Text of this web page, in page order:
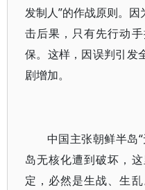
发制人”的作战原则。
击后果，只有先行动
保。这样，因误判引发
剧增加。
中国主张朝鲜半岛
岛无核化遭到破坏，
定，必然是生战、生